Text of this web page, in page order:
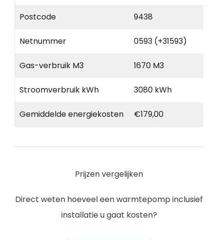
Postcode 9438
Netnummer 0593 (+31593)
Gas-verbruik M3 1670 M3
Stroomverbruik kWh 3080 kWh
Gemiddelde energiekosten €179,00
Prijzen vergelijken
Direct weten hoeveel een warmtepomp inclusief
installatie u gaat kosten?